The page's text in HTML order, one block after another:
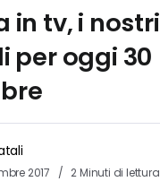
in tv, i nostri
per oggi 30
2017 2 Minuti di lettura